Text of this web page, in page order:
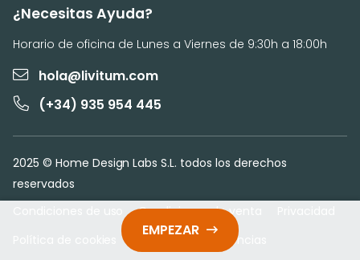
EMPEZAR
¿Necesitas Ayuda?
Horario de oficina de Lunes a Viernes de 9:30h a 18:00h
hola@livitum.com
(+34) 935 954 445
2025 © Home Design Labs S.L. todos los derechos
reservados
Condiciones de venta
Configurar preferencias